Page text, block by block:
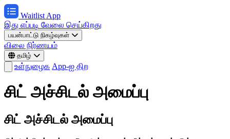
Waitlist App
இது எப்படி வேலை செய்கிறது
பயன்பாட்டு நிகழ்வுகள்
விலை நிர்ணயம்
தமிழ்
உள்நுழைக App-ஐ திற
சிட் அச்சிடல் அமைப்பு
சிட் அச்சிடல் அமைப்பு